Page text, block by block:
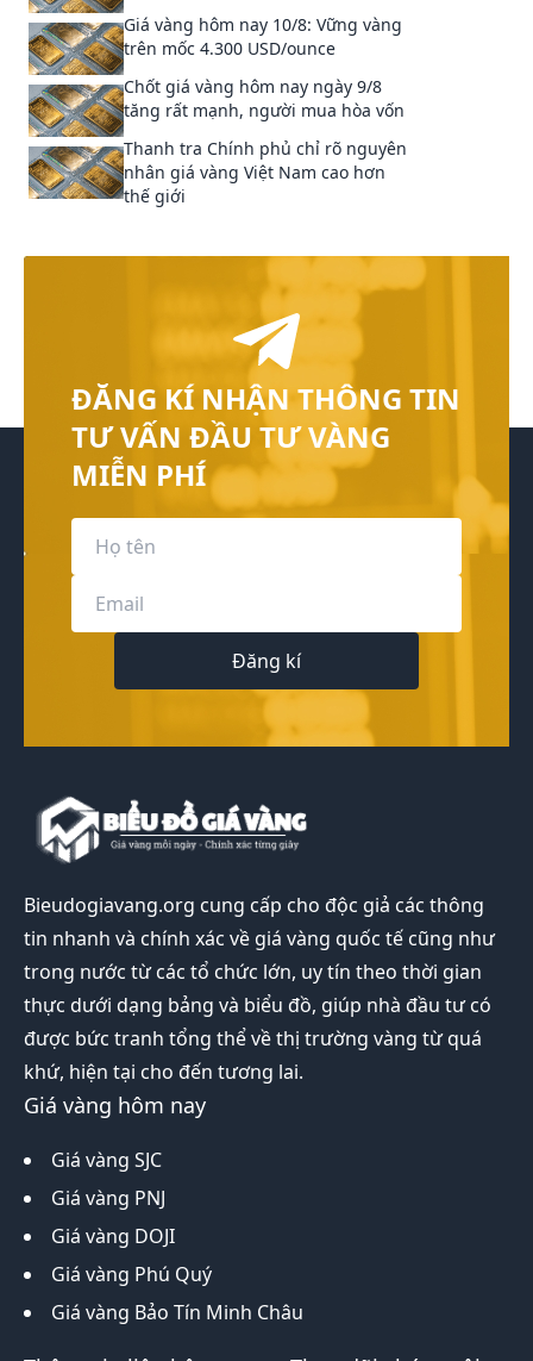
Giá vàng hôm nay 10/8: Vững vàng
trên mốc 4.300 USD/ounce
Chốt giá vàng hôm nay ngày 9/8
tăng rất mạnh, người mua hòa vốn
Thanh tra Chính phủ chỉ rõ nguyên
nhân giá vàng Việt Nam cao hơn
thế giới
ĐĂNG KÍ NHẬN THÔNG TIN
TƯ VẤN ĐẦU TƯ VÀNG
MIỄN PHÍ
Đăng kí
Bieudogiavang.org cung cấp cho độc giả các thông
tin nhanh và chính xác về giá vàng quốc tế cũng như
trong nước từ các tổ chức lớn, uy tín theo thời gian
thực dưới dạng bảng và biểu đồ, giúp nhà đầu tư có
được bức tranh tổng thể về thị trường vàng từ quá
khứ, hiện tại cho đến tương lai.
Giá vàng hôm nay
Giá vàng SJC
Giá vàng PNJ
Giá vàng DOJI
Giá vàng Phú Quý
Giá vàng Bảo Tín Minh Châu